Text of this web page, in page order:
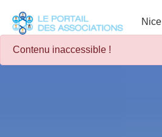
Nice
Contenu inaccessible !